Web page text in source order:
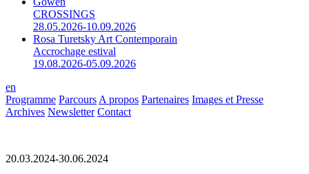
CROSSINGS
28.05.2026-10.09.2026
Rosa Turetsky Art Contemporain
Accrochage estival
19.08.2026-05.09.2026
en
Programme Parcours A propos Partenaires Images et Presse
Archives Newsletter Contact
20.03.2024-30.06.2024